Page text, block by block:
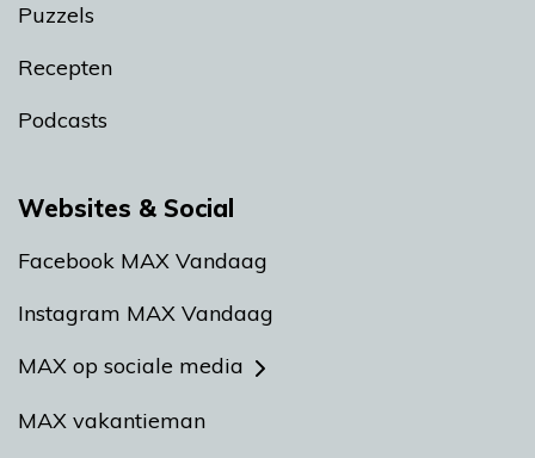
Puzzels
Recepten
Podcasts
Websites & Social
Facebook MAX Vandaag
Instagram MAX Vandaag
MAX op sociale media
MAX vakantieman